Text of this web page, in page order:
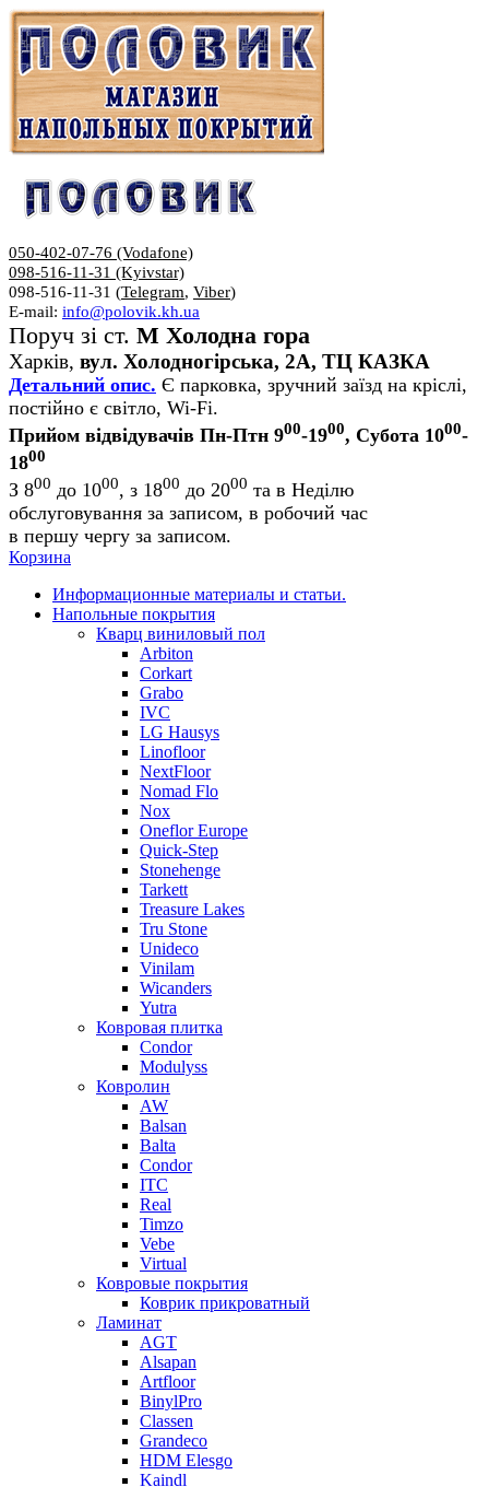
050-402-07-76 (Vodafone)
098-516-11-31 (Kyivstar)
098-516-11-31 (Telegram, Viber)
E-mail: info@polovik.kh.ua
Поруч зі ст. М Холодна гора
Харків, вул. Холодногірська, 2А, ТЦ КАЗКА
Детальний опис. Є парковка, зручний заїзд на кріслі,
постійно є світло, Wi-Fi.
Прийом відвідувачів Пн-Птн 900-1900, Субота 1000-
1800
З 800 до 1000, з 1800 до 2000 та в Неділю
обслуговування за записом, в робочий час
в першу чергу за записом.
Корзина
Информационные материалы и статьи.
Напольные покрытия
Кварц виниловый пол
Arbiton
Corkart
Grabo
IVC
LG Hausys
Linofloor
NextFloor
Nomad Flo
Nox
Oneflor Europe
Quick-Step
Stonehenge
Tarkett
Treasure Lakes
Tru Stone
Unideco
Vinilam
Wicanders
Yutra
Ковровая плитка
Condor
Modulyss
Ковролин
AW
Balsan
Balta
Condor
ITC
Real
Timzo
Vebe
Virtual
Ковровые покрытия
Коврик прикроватный
Ламинат
AGT
Alsapan
Artfloor
BinylPro
Classen
Grandeco
HDM Elesgo
Kaindl